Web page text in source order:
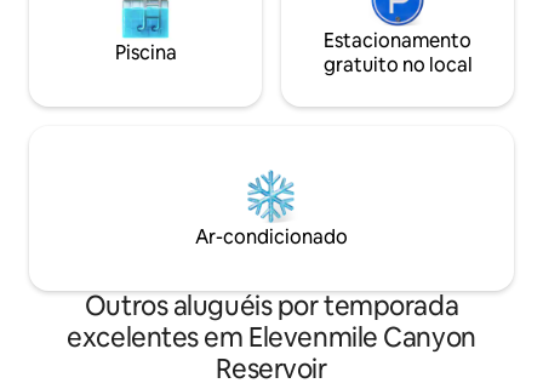
Piscina
Estacionamento
gratuito no local
Ar-condicionado
Outros aluguéis por temporada
excelentes em Elevenmile Canyon
Reservoir